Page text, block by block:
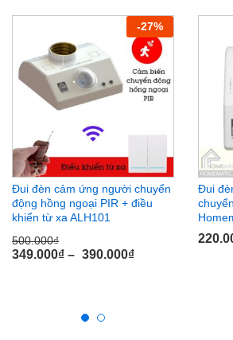
Việt Nam
<80W, đèn sợi đốt <100W
trong khoảng 5m nếu
trời sáng đèn sẽ tắt đi giúp
sẽ sáng khi phát hiện tiếng
nữa sẽ tự động tắt đèn.
-27%
Đui đèn cảm ứng người chuyển
động hồng ngoại PIR + điều
khiển từ xa ALH101
500.000₫
349.000₫ – 390.000₫
Đui